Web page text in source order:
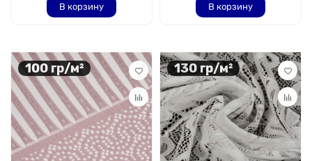
В корзину В корзину
100 гр/м² 130 гр/м²